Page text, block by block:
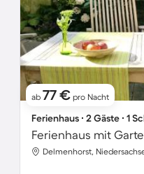
ab 77 € pro Nacht
Ferienhaus ∙ 2 Gäste ∙ 1
Ferienhaus mit
Delmenhorst,